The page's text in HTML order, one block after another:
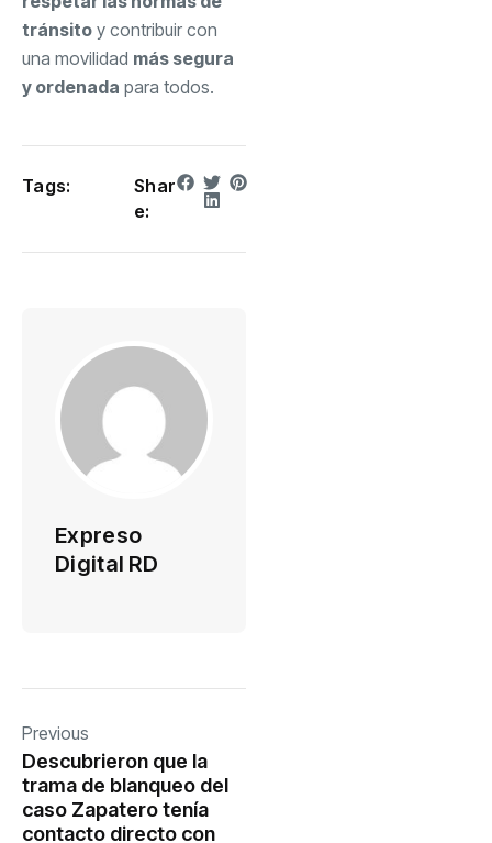
tránsito y contribuir con
una movilidad más segura
y ordenada para todos.
Tags:
Shar
e:
Expreso
Digital RD
Previous
Descubrieron que la
trama de blanqueo del
caso Zapatero tenía
contacto directo con